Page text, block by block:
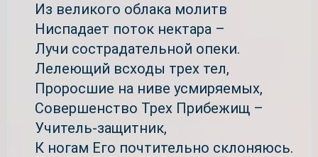
Из великого облака молитв
Ниспадает поток нектара –
Лучи сострадательной опеки.
Лелеющий всходы трех тел,
Проросшие на ниве усмиряемых,
Совершенство Трех Прибежищ –
Учитель-защитник,
К ногам Его почтительно склоняюсь.